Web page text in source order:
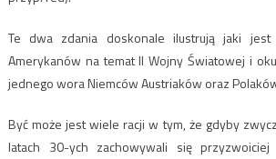
Te dwa zdania doskonale ilustrują jaki jest
Amerykanów na temat II Wojny Światowej i
jednego wora Niemców Austriaków oraz
Być może jest wiele racji w tym, że gdyby
latach 30-ych zachowywali się